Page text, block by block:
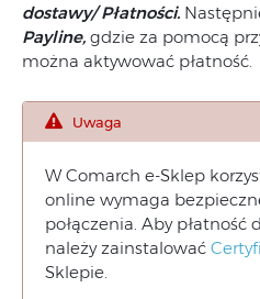
dostawy/ Płatności.
Payline, gdzie za pomocą
można aktywować płatność.
Uwaga
W Comarch e-Sklep
online wymaga
połączenia. Aby płatność
należy zainstalować
Sklepie.